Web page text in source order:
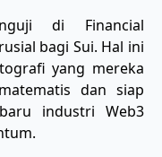
di Financial
bagi Sui. Hal ini
yang mereka
dan siap
industri Web3